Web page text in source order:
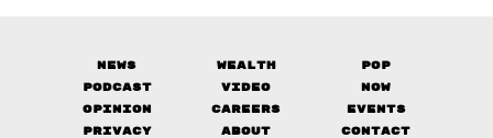
News Wealth
Pop
Podcast
Video
Now
Opinion
Careers
Events
Privacy
About Contact